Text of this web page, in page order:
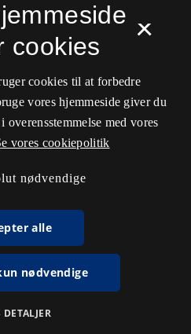
×
cookies
cookies til at forbedre
vores hjemmeside giver du
med vores
vores cookiepolitik
nødvendige
alle
nødvendige
DETALJER